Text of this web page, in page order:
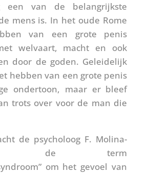
een van de belangrijkste
mens is. In het oude Rome
van een grote penis
welvaart, macht en ook
door de goden. Geleidelijk
hebben van een grote penis
ondertoon, maar er bleef
trots over voor de man die
de psycholoog F. Molina-
de term
om het gevoel van